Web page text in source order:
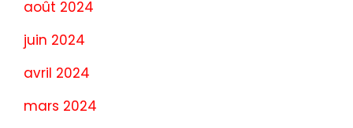
août 2024
juin 2024
avril 2024
mars 2024